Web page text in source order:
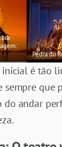
Pedra do
inicial é tão
que
do andar